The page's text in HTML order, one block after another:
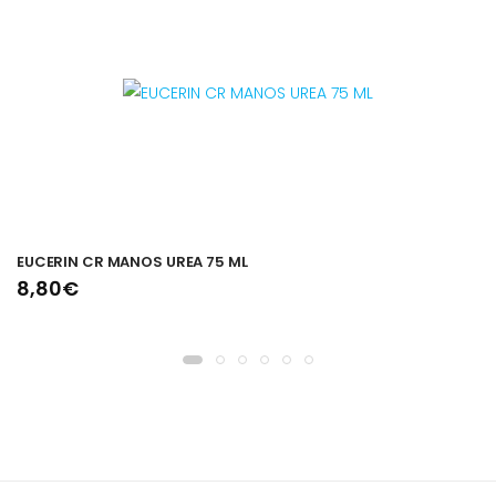
EUCERIN CR MANOS UREA 75 ML
8,80€